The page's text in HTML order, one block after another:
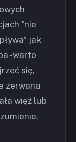
"nie
jak
- warto
się,
zerwana
więź lub